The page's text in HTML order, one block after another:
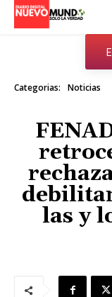
Categorias: Noticias
las y